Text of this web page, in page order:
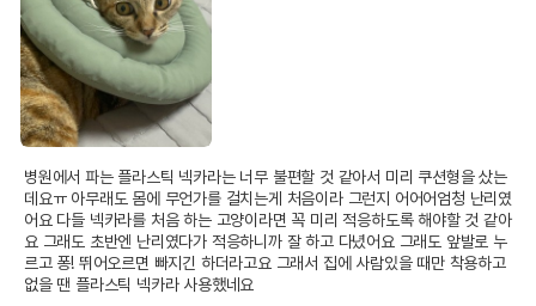
병원에서 파는 플라스틱 넥카라는 너무 불편할 것 같아서 미리 쿠션형을 샀는
데요ㅠ 아무래도 몸에 무언가를 걸치는게 처음이라 그런지 어어어엄청 난리였
어요 다들 넥카라를 처음 하는 고양이라면 꼭 미리 적응하도록 해야할 것 같아
요 그래도 초반엔 난리였다가 적응하니까 잘 하고 다녔어요 그래도 앞발로 누
르고 퐁! 뛰어오르면 빠지긴 하더라고요 그래서 집에 사람있을 때만 착용하고
없을 땐 플라스틱 넥카라 사용했네요